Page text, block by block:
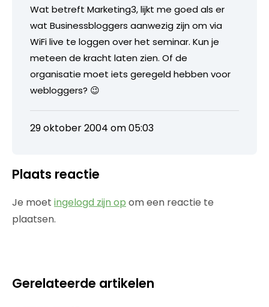
Wat betreft Marketing3, lijkt me goed als er
wat Businessbloggers aanwezig zijn om via
WiFi live te loggen over het seminar. Kun je
meteen de kracht laten zien. Of de
organisatie moet iets geregeld hebben voor
webloggers? 😉
29 oktober 2004 om 05:03
Plaats reactie
Je moet ingelogd zijn op om een reactie te
plaatsen.
Gerelateerde artikelen